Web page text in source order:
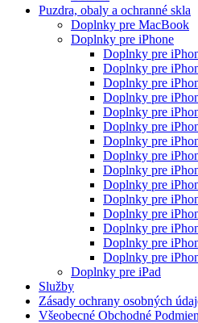
Puzdra, obaly a ochranné skla
Doplnky pre MacBook
Doplnky pre iPhone
Doplnky pre
Doplnky pre
Doplnky pre
Doplnky pre
Doplnky pre
Doplnky pre
Doplnky pre
Doplnky pre
Doplnky pre
Doplnky pre
Doplnky pre
Doplnky pre
Doplnky pre
Doplnky pre
Doplnky pre
Doplnky pre iPad
Služby
Zásady ochrany osobných
Všeobecné Obchodné